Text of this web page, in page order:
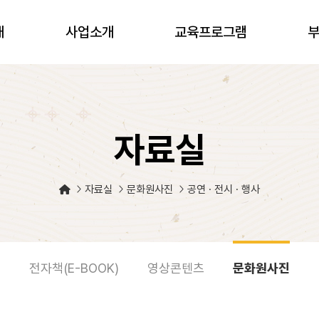
사업소개 교육프로그램
자료실
자료실 문화원사진 공연 · 전시 · 행사
전자책(E-BOOK) 영상콘텐츠 문화원사진